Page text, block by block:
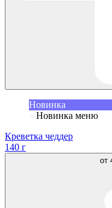
Новинка
Новинка меню
Креветка чеддер
140 г
от